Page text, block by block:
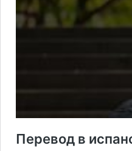
Перевод в